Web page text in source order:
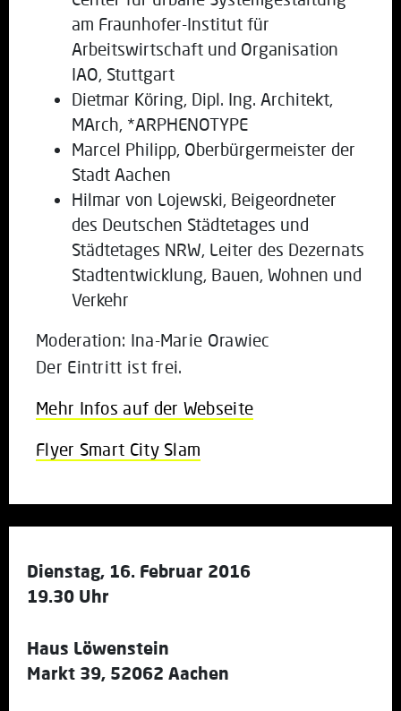
am Fraunhofer-Institut für
Arbeitswirtschaft und Organisation
IAO, Stuttgart
Dietmar Köring, Dipl. Ing. Architekt,
MArch, *ARPHENOTYPE
Marcel Philipp, Oberbürgermeister der
Stadt Aachen
Hilmar von Lojewski, Beigeordneter
des Deutschen Städtetages und
Städtetages NRW, Leiter des Dezernats
Stadtentwicklung, Bauen, Wohnen und
Verkehr
Moderation: Ina-Marie Orawiec
Der Eintritt ist frei.
Mehr Infos auf der Webseite
Flyer Smart City Slam
Dienstag, 16. Februar 2016
19.30 Uhr
Haus Löwenstein
Markt 39, 52062 Aachen